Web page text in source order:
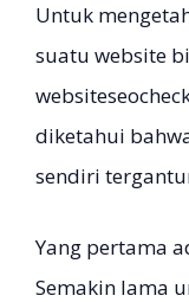
Untuk
suatu website
diketahui
sendiri
Yang pertama
Semakin lama